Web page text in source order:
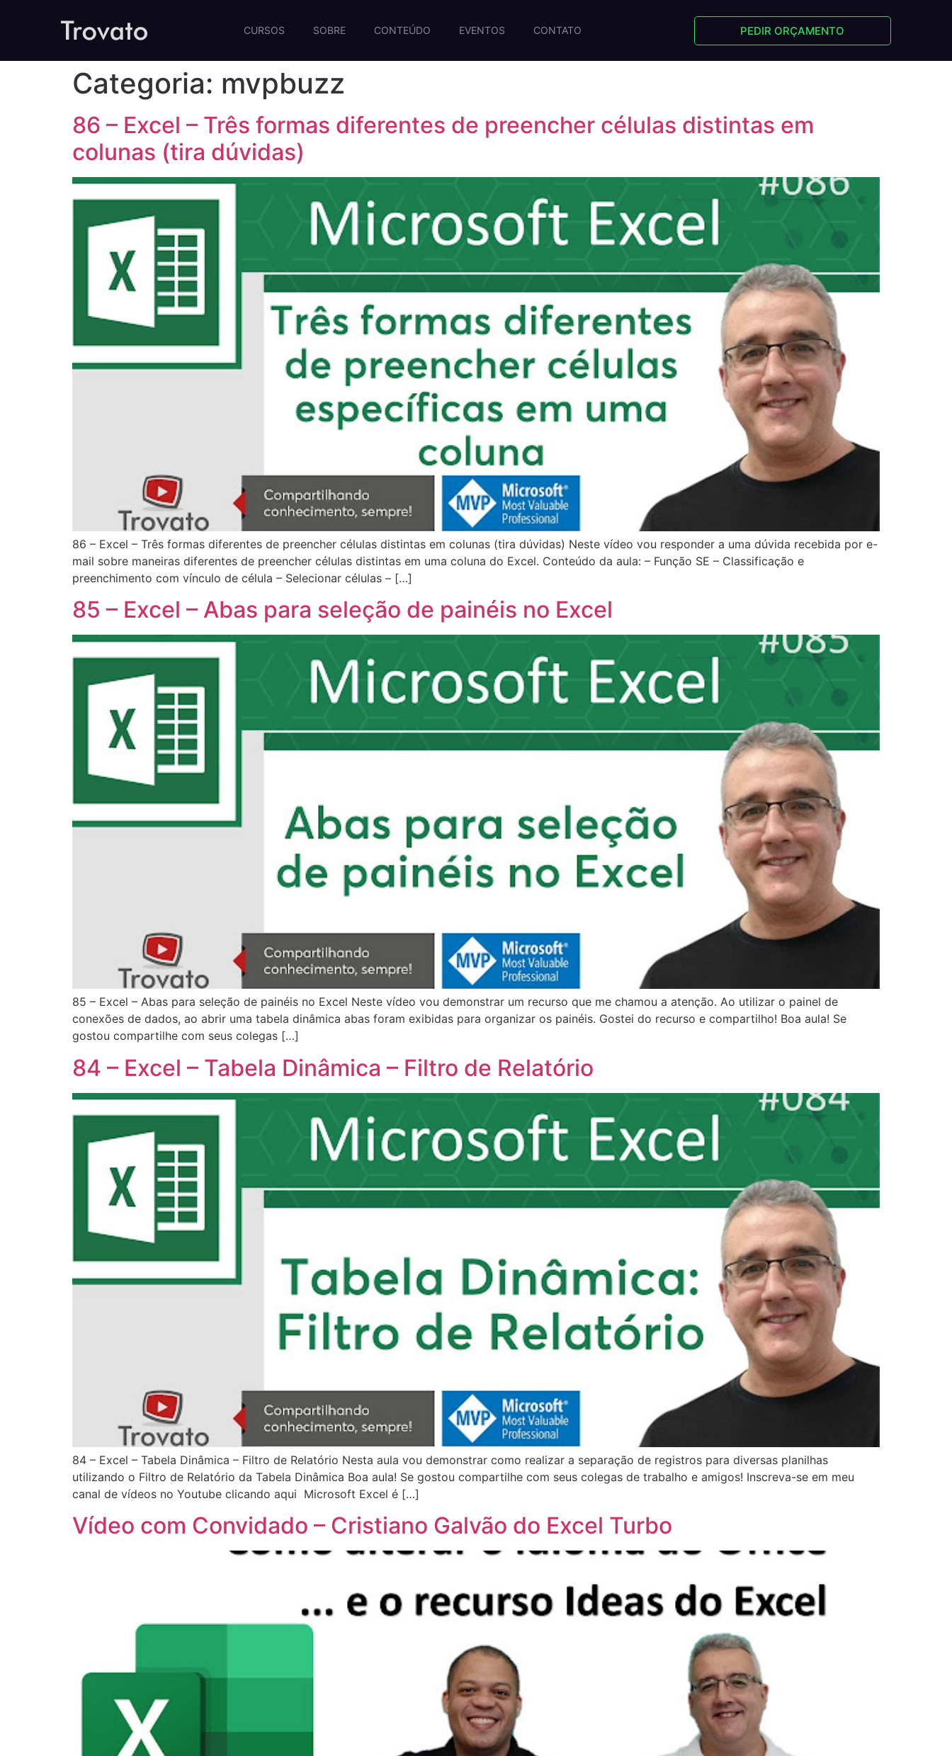
CURSOS SOBRE CONTEÚDO EVENTOS CONTATO PEDIR ORÇAMENTO
Categoria: mvpbuzz
86 – Excel – Três formas diferentes de preencher células distintas em
colunas (tira dúvidas)
86 – Excel – Três formas diferentes de preencher células distintas em colunas (tira dúvidas) Neste vídeo vou responder a uma dúvida recebida por e-
mail sobre maneiras diferentes de preencher células distintas em uma coluna do Excel. Conteúdo da aula: – Função SE – Classificação e
preenchimento com vínculo de célula – Selecionar células – […]
85 – Excel – Abas para seleção de painéis no Excel
85 – Excel – Abas para seleção de painéis no Excel Neste vídeo vou demonstrar um recurso que me chamou a atenção. Ao utilizar o painel de
conexões de dados, ao abrir uma tabela dinâmica abas foram exibidas para organizar os painéis. Gostei do recurso e compartilho! Boa aula! Se
gostou compartilhe com seus colegas […]
84 – Excel – Tabela Dinâmica – Filtro de Relatório
84 – Excel – Tabela Dinâmica – Filtro de Relatório Nesta aula vou demonstrar como realizar a separação de registros para diversas planilhas
utilizando o Filtro de Relatório da Tabela Dinâmica Boa aula! Se gostou compartilhe com seus colegas de trabalho e amigos! Inscreva-se em meu
canal de vídeos no Youtube clicando aqui Microsoft Excel é […]
Vídeo com Convidado – Cristiano Galvão do Excel Turbo